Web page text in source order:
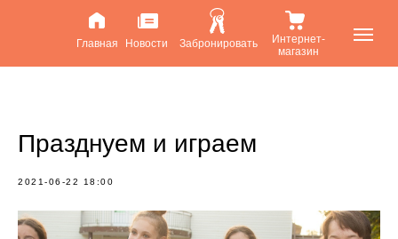
Главная Новости Забронировать
Интернет-
магазин
Празднуем и играем
2021-06-22 18:00